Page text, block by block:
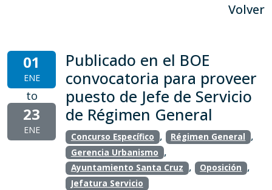
Volver
01
ENE
to
23
ENE
Publicado en el BOE
convocatoria para proveer
puesto de Jefe de Servicio
de Régimen General
Concurso Específico , Régimen General ,
Gerencia Urbanismo ,
Ayuntamiento Santa Cruz , Oposición ,
Jefatura Servicio